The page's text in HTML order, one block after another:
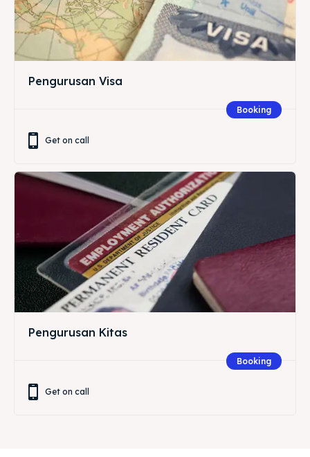
Pengurusan Visa
Booking
Get on call
Pengurusan Kitas
Booking
Get on call